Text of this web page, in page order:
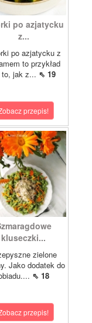
po azjatycku
z...
po azjatycku z
to przykład
to, jak z... ⇖ 19
przepis!
kluseczki...
zielone
Jako dodatek do
⇖ 18
przepis!